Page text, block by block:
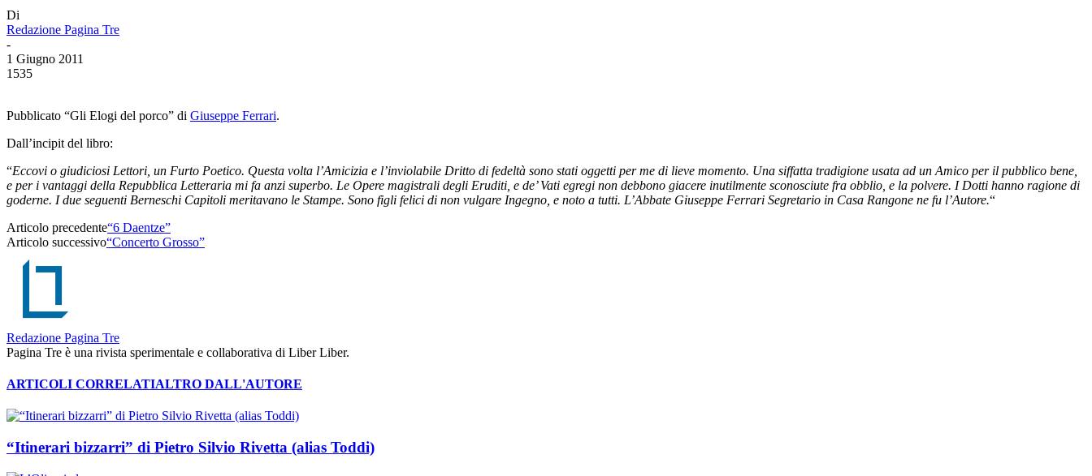
Di
Redazione Pagina Tre
-
1 Giugno 2011
1535
Pubblicato “Gli Elogi del porco” di Giuseppe Ferrari.
Dall’incipit del libro:
“Eccovi o giudiciosi Lettori, un Furto Poetico. Questa volta l’Amicizia e l’inviolabile Dritto di fedeltà sono stati oggetti per me di lieve momento. Una siffatta tradigione usata ad un Amico per il pubblico bene,
e per i vantaggi della Repubblica Letteraria mi fa anzi superbo. Le Opere magistrali degli Eruditi, e de’ Vati egregi non debbono giacere inutilmente sconosciute fra obblio, e la polvere. I Dotti hanno ragione di
goderne. I due seguenti Berneschi Capitoli meritavano le Stampe. Sono figli felici di non vulgare Ingegno, e noto a tutti. L’Abbate Giuseppe Ferrari Segretario in Casa Rangone ne fu l’Autore.“
Articolo precedente“6 Daentze”
Articolo successivo“Concerto Grosso”
Redazione Pagina Tre
Pagina Tre è una rivista sperimentale e collaborativa di Liber Liber.
ARTICOLI CORRELATIALTRO DALL'AUTORE
“Itinerari bizzarri” di Pietro Silvio Rivetta (alias Toddi)